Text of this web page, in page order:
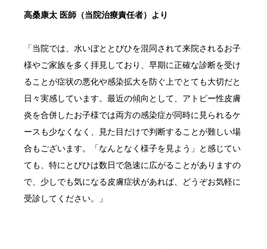
高桑康太 医師（当院治療責任者）より
「当院では、水いぼととびひを混同されて来院されるお子
様やご家族を多く拝見しており、早期に正確な診断を受け
ることが症状の悪化や感染拡大を防ぐ上でとても大切だと
日々実感しています。最近の傾向として、アトピー性皮膚
炎を合併したお子様では両方の感染症が同時に見られるケ
ースも少なくなく、見た目だけで判断することが難しい場
合もございます。「なんとなく様子を見よう」と感じてい
ても、特にとびひは数日で急速に広がることがありますの
で、少しでも気になる皮膚症状があれば、どうぞお気軽に
受診してください。」